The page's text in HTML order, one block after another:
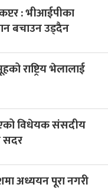
: भीआईपीका
बचाउन उड्दैन
राष्ट्रिय भेलालाई
विधेयक संसदीय
सदर
अध्ययन पूरा नगरी